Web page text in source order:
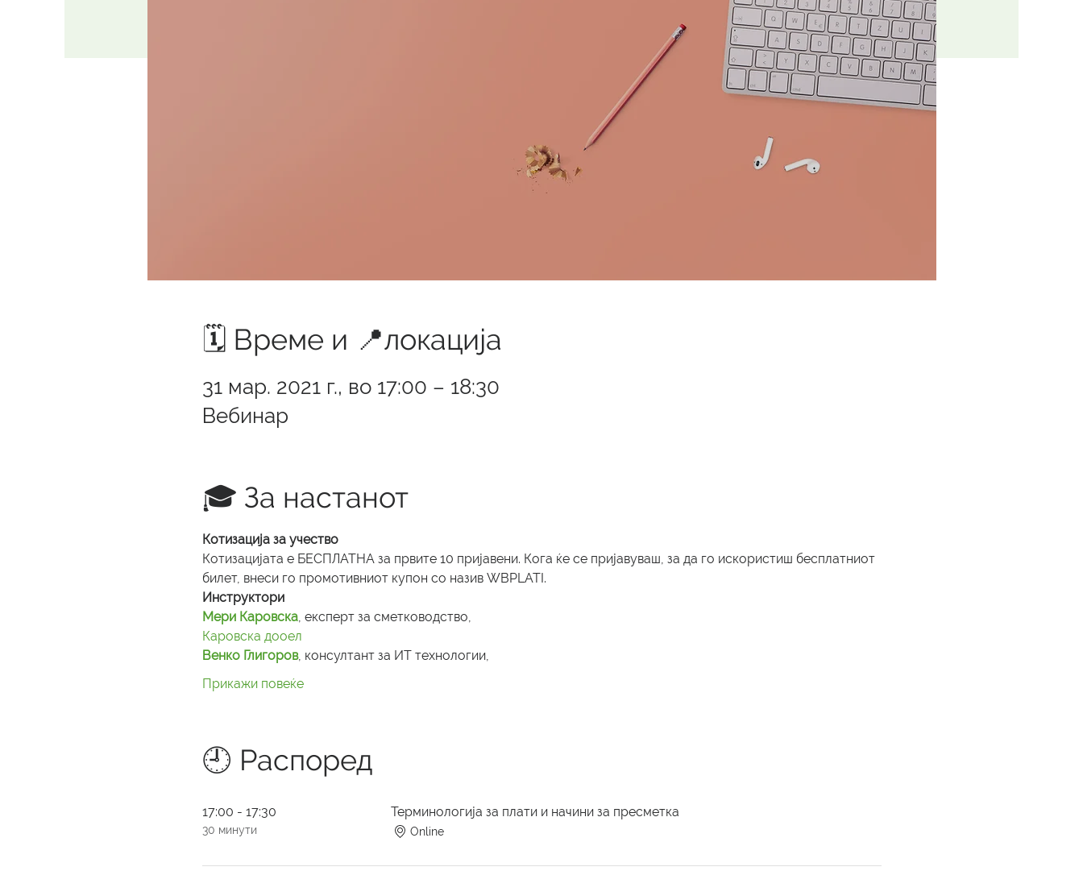
🗓️ Време и 📍локација
31 мар. 2021 г., во 17:00 – 18:30
Вебинар
🎓 За настанот
Котизација за учество
Котизацијата е БЕСПЛАТНА за првите 10 пријавени. Кога ќе се пријавуваш, за да го искористиш бесплатниот
билет, внеси го промотивниот купон со назив WBPLATI.
Инструктори
Мери Каровска, експерт за сметководство,
Каровска дооел
Венко Глигоров, консултант за ИТ технологии,
Прикажи повеќе
🕘 Распоред
17:00 - 17:30
30 минути
Терминологија за плати и начини за пресметка
Online